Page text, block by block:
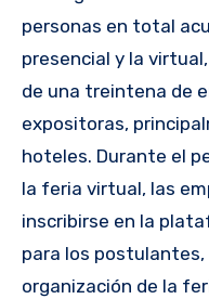
personas en total
presencial y la
de una treintena de
expositoras,
hoteles. Durante el
la feria virtual, las
inscribirse en la
para los
organización de la